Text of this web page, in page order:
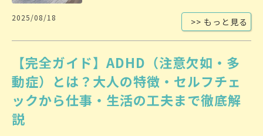
2025/08/18 >> もっと見る
【完全ガイド】ADHD（注意欠如・多
動症）とは？大人の特徴・セルフチェ
ックから仕事・生活の工夫まで徹底解
説